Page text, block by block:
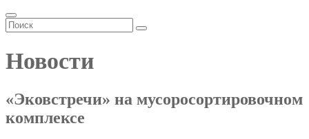
Новости
«Эковстречи» на мусоросортировочном
комплексе